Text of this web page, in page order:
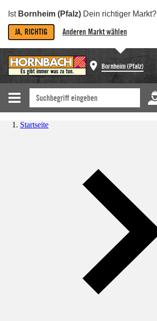
Ist Bornheim (Pfalz) Dein richtiger Markt?
JA, RICHTIG Anderen Markt wählen
Bornheim (Pfalz)
Startseite